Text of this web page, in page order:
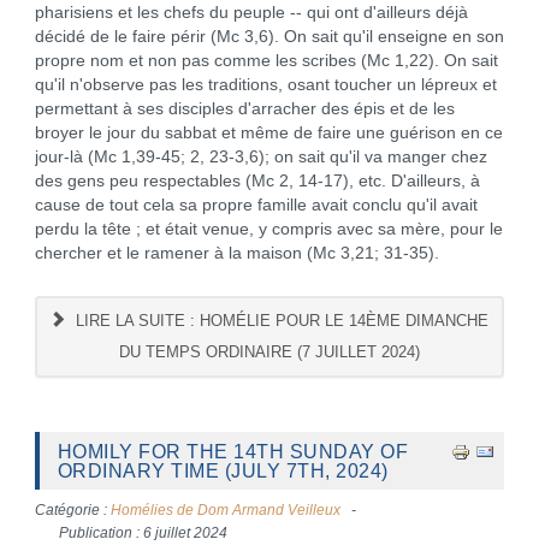
pharisiens et les chefs du peuple -- qui ont d'ailleurs déjà
décidé de le faire périr (Mc 3,6). On sait qu'il enseigne en son
propre nom et non pas comme les scribes (Mc 1,22). On sait
qu'il n'observe pas les traditions, osant toucher un lépreux et
permettant à ses disciples d'arracher des épis et de les
broyer le jour du sabbat et même de faire une guérison en ce
jour-là (Mc 1,39-45; 2, 23-3,6); on sait qu'il va manger chez
des gens peu respectables (Mc 2, 14-17), etc. D'ailleurs, à
cause de tout cela sa propre famille avait conclu qu'il avait
perdu la tête ; et était venue, y compris avec sa mère, pour le
chercher et le ramener à la maison (Mc 3,21; 31-35).
LIRE LA SUITE : HOMÉLIE POUR LE 14ÈME DIMANCHE
DU TEMPS ORDINAIRE (7 JUILLET 2024)
HOMILY FOR THE 14TH SUNDAY OF
ORDINARY TIME (JULY 7TH, 2024)
Catégorie : Homélies de Dom Armand Veilleux
Publication : 6 juillet 2024